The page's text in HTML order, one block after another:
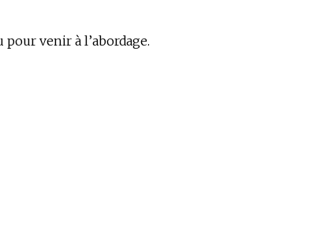
pour venir à l’abordage.